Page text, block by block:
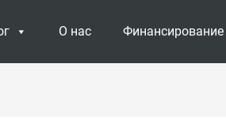
О нас Финансирование